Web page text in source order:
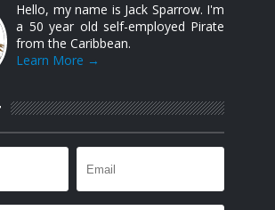
Hello, my name is Jack Sparrow. I'm
a 50 year old self-employed Pirate
from the Caribbean.
Learn More →